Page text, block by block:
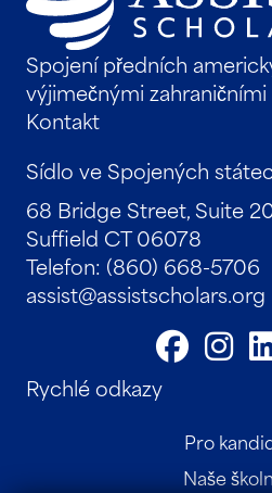
Spojení předních
výjimečnými
Kontakt
Sídlo ve Spojených
68 Bridge Street, Suite
Suffield CT 06078
Telefon: (860) 668-5706
assist@assistscholars.org
Rychlé odkazy
Pro
Naše